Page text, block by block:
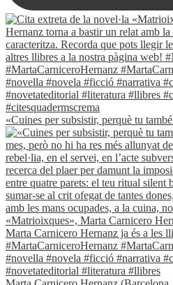
«Cuines per subsistir, perquè tu